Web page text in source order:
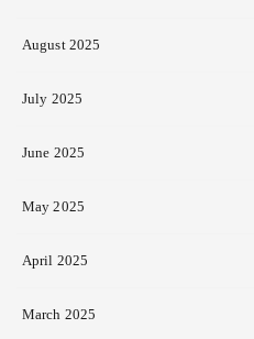
August 2025
July 2025
June 2025
May 2025
April 2025
March 2025